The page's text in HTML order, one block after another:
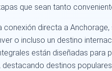
que sean tanto
conexión directa a
o incluso un destino
están diseñadas para
destacando destinos